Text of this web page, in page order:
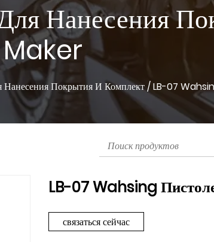
Нанесения
Maker
Покрытия И Комплект/LB-07
LB-07 Wahsing
связаться сейчас